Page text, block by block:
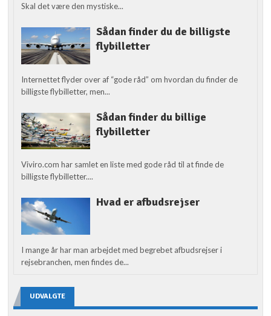
Skal det være den mystiske...
Sådan finder du de billigste
flybilletter
Internettet flyder over af “gode råd” om hvordan du finder de
billigste flybilletter, men...
Sådan finder du billige
flybilletter
Viviro.com har samlet en liste med gode råd til at finde de
billigste flybilletter....
Hvad er afbudsrejser
I mange år har man arbejdet med begrebet afbudsrejser i
rejsebranchen, men findes de...
UDVALGTE